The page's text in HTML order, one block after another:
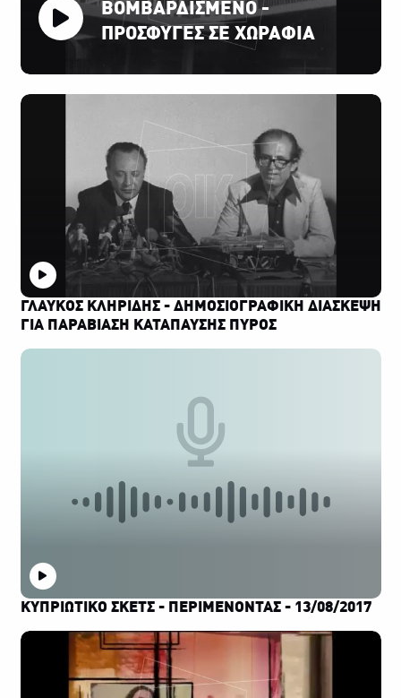
ΒΟΜΒΑΡΔΙΣΜΕΝΟ -
ΠΡΟΣΦΥΓΕΣ ΣΕ ΧΩΡΑΦΙΑ
ΓΛΑΥΚΟΣ ΚΛΗΡΙΔΗΣ - ΔΗΜΟΣΙΟΓΡΑΦΙΚΗ ΔΙΑΣΚΕΨΗ
ΓΙΑ ΠΑΡΑΒΙΑΣΗ ΚΑΤΑΠΑΥΣΗΣ ΠΥΡΟΣ
ΚΥΠΡΙΩΤΙΚΟ ΣΚΕΤΣ - ΠΕΡΙΜΕΝΟΝΤΑΣ - 13/08/2017